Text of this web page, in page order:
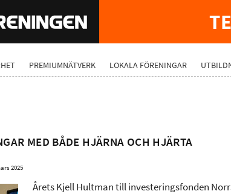
PREMIUMNÄTVERK LOKALA FÖRENINGAR
MED BÅDE HJÄRNA OCH HJÄRTA
2025
Årets Kjell Hultman till investeringsfonden